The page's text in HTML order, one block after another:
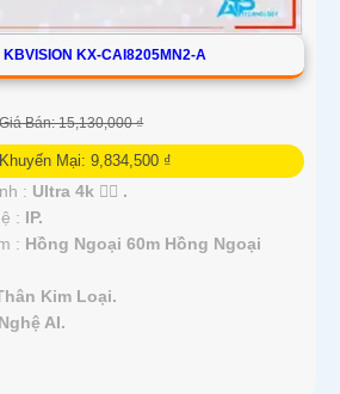
KX-CAI8205MN2-A
Giá Bán: 15,130,000 ₫
Mại: 9,834,500 ₫
: Ultra 4k 👍🏾 .
: IP.
: Hồng Ngoại 60m Hồng Ngoại
Kim Loại.
AI.